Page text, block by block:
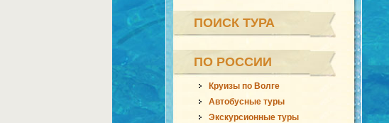
ПОИСК ТУРА
ПО РОССИИ
Круизы по Волге
Автобусные туры
Экскурсионные туры